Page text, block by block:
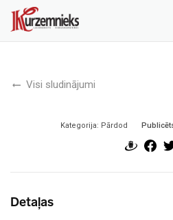
Visi sludinājumi
Kategorija: Pārdod
Detaļas